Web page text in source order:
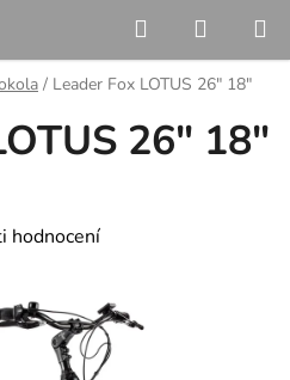
Hledat
KOŠÍK
/ Leader Fox LOTUS 26" 18"
26" 18"
hodnocení